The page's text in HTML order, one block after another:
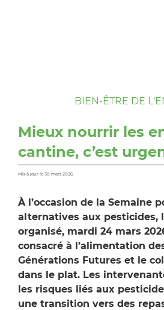
BIEN-ÊTRE DE
Mieux nourrir les
cantine, c’est
Mis à jour le 30 mars 2026
À l’occasion de la Semaine
alternatives aux pesticides,
organisé, mardi 24 mars
consacré à l’alimentation
Générations Futures et le
dans le plat. Les
les risques liés aux
une transition vers des